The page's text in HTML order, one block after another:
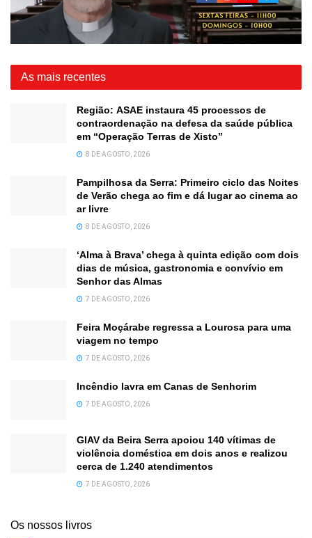
As mais recentes
Região: ASAE instaura 45 processos de
contraordenação na defesa da saúde pública
em “Operação Terras de Xisto”
8 DE AGOSTO, 2026
Pampilhosa da Serra: Primeiro ciclo das Noites
de Verão chega ao fim e dá lugar ao cinema ao
ar livre
8 DE AGOSTO, 2026
‘Alma à Brava’ chega à quinta edição com dois
dias de música, gastronomia e convívio em
Senhor das Almas
7 DE AGOSTO, 2026
Feira Moçárabe regressa a Lourosa para uma
viagem no tempo
7 DE AGOSTO, 2026
Incêndio lavra em Canas de Senhorim
7 DE AGOSTO, 2026
GIAV da Beira Serra apoiou 140 vítimas de
violência doméstica em dois anos e realizou
cerca de 1.240 atendimentos
7 DE AGOSTO, 2026
Os nossos livros